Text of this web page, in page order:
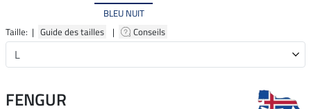
BLEU NUIT
Taille: | Guide des tailles | Conseils
FENGUR